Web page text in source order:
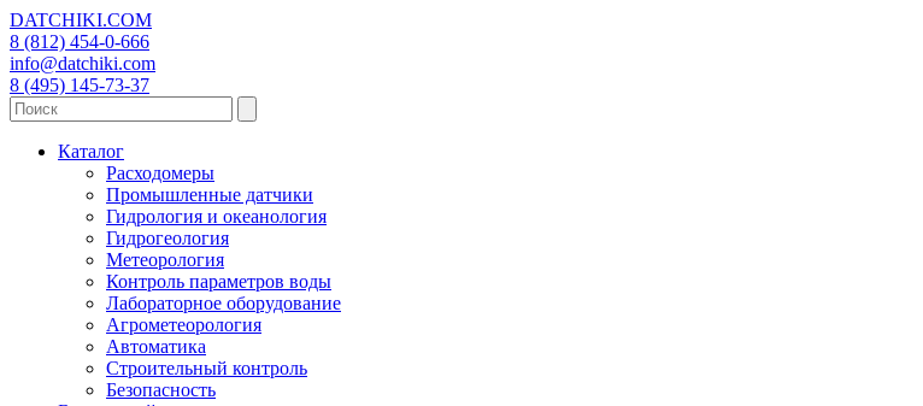
DATCHIKI.COM
8 (812) 454-0-666
info@datchiki.com
8 (495) 145-73-37
Каталог
Расходомеры
Промышленные датчики
Гидрология и океанология
Гидрогеология
Метеорология
Контроль параметров воды
Лабораторное оборудование
Агрометеорология
Автоматика
Строительный контроль
Безопасность